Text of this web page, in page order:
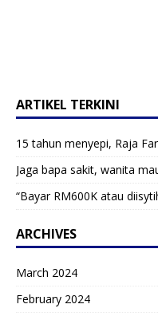
ARTIKEL TERKINI
15 tahun menyepi, Raja
Jaga bapa sakit, wanita
“Bayar RM600K atau
ARCHIVES
March 2024
February 2024